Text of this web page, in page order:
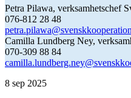
Petra Pilawa, verksamhetschef
076-812 28 48
Camilla Lundberg Ney,
070-309 88 84
8 sep 2025